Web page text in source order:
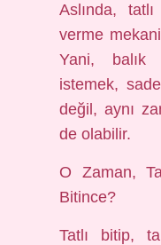
Aslında,
verme
Yani, balık
istemek,
değil, aynı
de olabilir.
O Zaman,
Bitince?
Tatlı bitip,